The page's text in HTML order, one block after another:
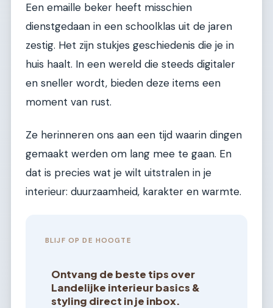
Een emaille beker heeft misschien
dienstgedaan in een schoolklas uit de jaren
zestig. Het zijn stukjes geschiedenis die je in
huis haalt. In een wereld die steeds digitaler
en sneller wordt, bieden deze items een
moment van rust.
Ze herinneren ons aan een tijd waarin dingen
gemaakt werden om lang mee te gaan. En
dat is precies wat je wilt uitstralen in je
interieur: duurzaamheid, karakter en warmte.
BLIJF OP DE HOOGTE
Ontvang de beste tips over
Landelijke interieur basics &
styling direct in je inbox.